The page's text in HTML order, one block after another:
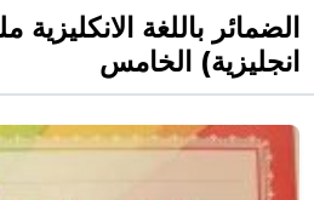
الضمائر باللغة
انجليزية) الخامس